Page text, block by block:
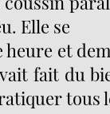
Elle se
et
fait du
tous